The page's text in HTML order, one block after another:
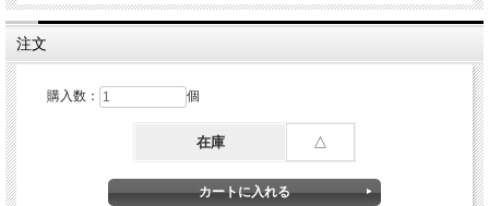
注文
購入数： 個
在庫 △